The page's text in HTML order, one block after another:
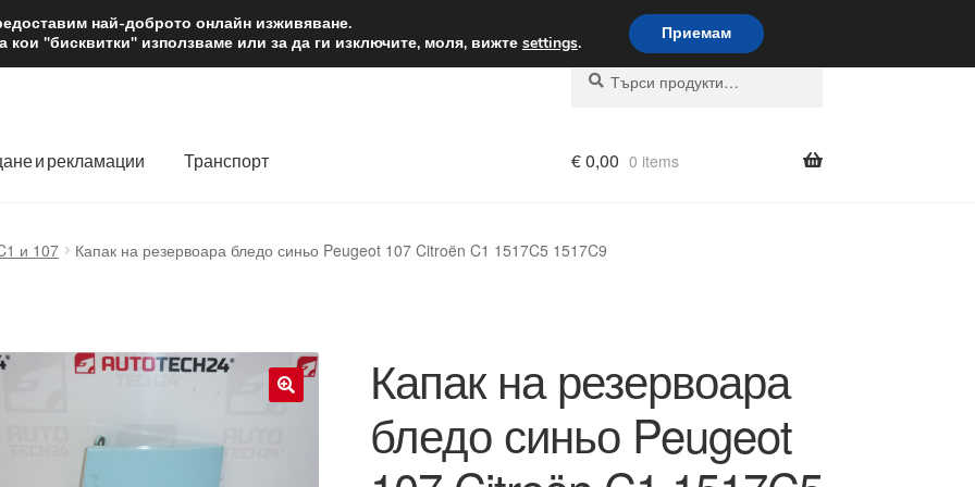
лв. Доставка по целия свят
Търсене
Търсене
и рекламации Транспорт €0,00 0 items
и 107 Капак на резервоара бледо синьо Peugeot 107 Citroën C1 1517C5 1517C9
Капак на резервоара
бледо синьо Peugeot
най-доброто онлайн изживяване.
"бисквитки" използваме или за да ги изключите, моля, вижте settings. Приемам